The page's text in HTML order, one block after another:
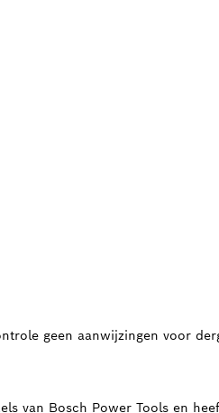
geen aanwijzingen voor
van Bosch Power Tools en